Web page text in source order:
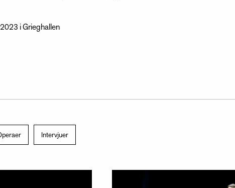
i Grieghallen
Intervjuer